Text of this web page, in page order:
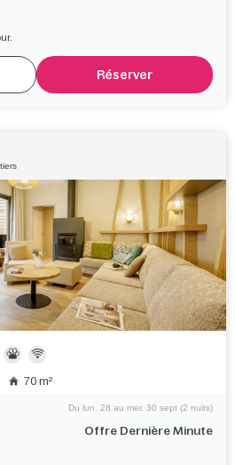
Réserver
70 m²
Offre Dernière Minute
Du lun. 28 au mer. 30 sept (2 nuits)